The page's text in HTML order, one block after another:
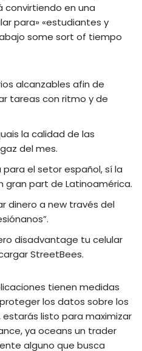
convirtiendo en una
para» «estudiantes y
some sort of tiempo
alcanzables afin de
tareas con ritmo y de
la calidad de las
del mes.
el setor español, sí la
gran part de Latinoamérica.
dinero a new través del
disadvantage tu celular
StreetBees.
tienen medidas
los datos sobre los
listo para maximizar
ya oceans un trader
alguno que busca